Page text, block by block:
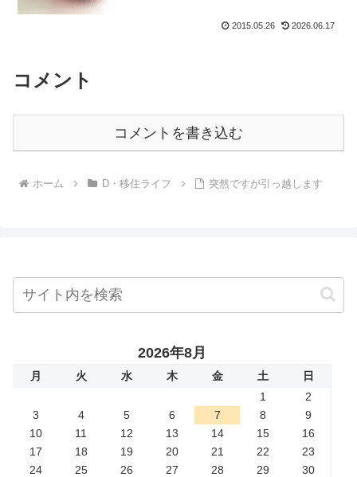
2015.05.26 2026.06.17
コメント
コメントを書き込む
ホーム D・移住ライフ 突然ですが引っ越します
2026年8月
月 火 水 木 金 土
日
1
2
3
4 5 6 7 8
9
10
11 12 13 14 15
16
17
18 19 20 21 22
23
24
25 26 27 28 29
30